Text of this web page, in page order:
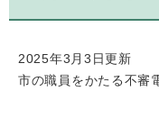
あり
文字サイズ
2025年3月3日更新
市の職員をかたる不審